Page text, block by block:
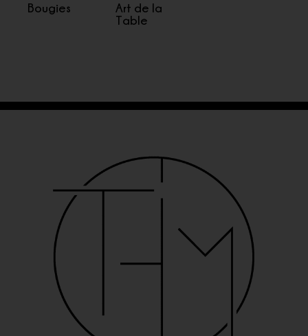
Bougies
Art de la
Table